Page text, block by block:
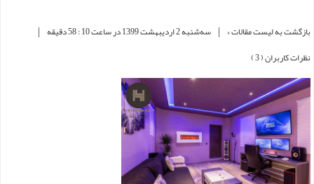
بازگشت به لیست مقالات » | ﺳﻪشنبه 2 ارديبهشت 1399 در ساعت 10 : 58 دقیقه |
نظرات کاربران ( 3 )